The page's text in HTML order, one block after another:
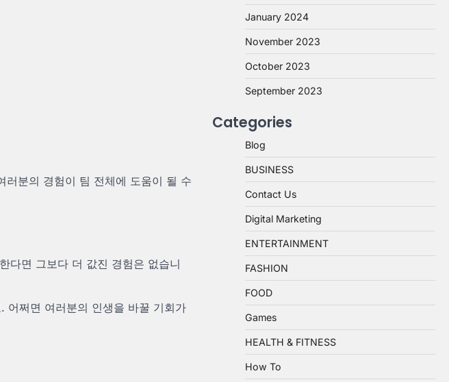
분의 경험이 팀 전체에 도움이 될 수
다면 그보다 더 값진 경험은 없습니
어쩌면 여러분의 인생을 바꿀 기회가
January 2024
November 2023
October 2023
September 2023
Categories
Blog
BUSINESS
Contact Us
Digital Marketing
ENTERTAINMENT
FASHION
FOOD
Games
HEALTH & FITNESS
How To